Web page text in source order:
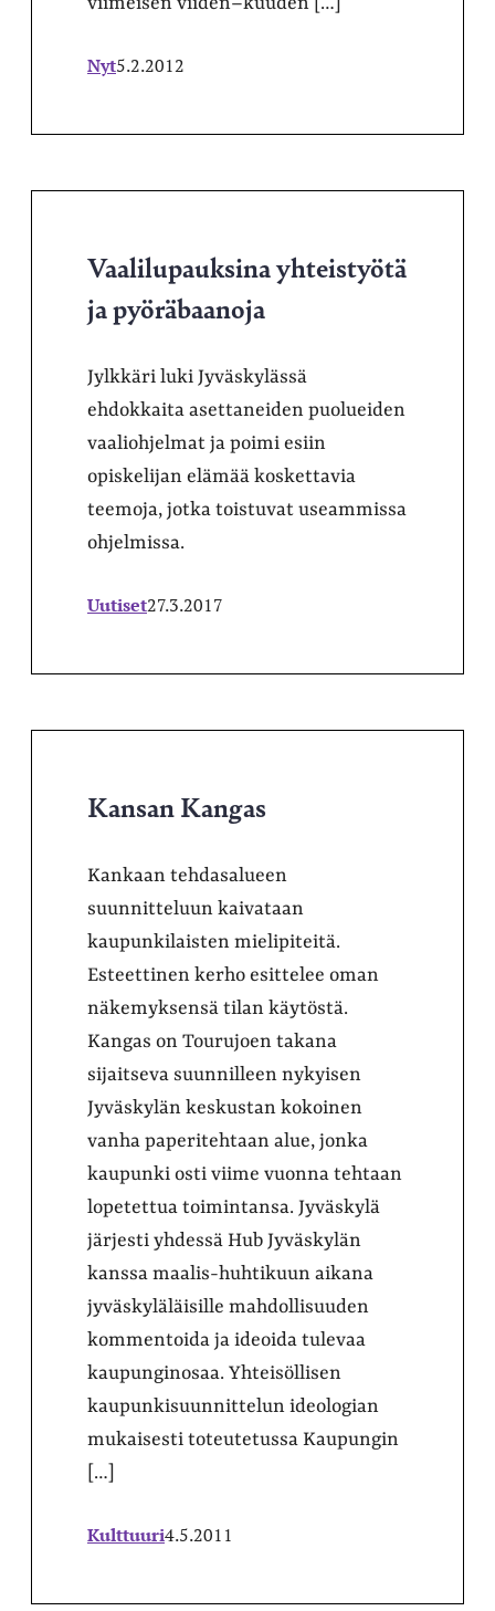
Nyt5.2.2012
Vaalilupauksina yhteistyötä
ja pyöräbaanoja
Jylkkäri luki Jyväskylässä
ehdokkaita asettaneiden puolueiden
vaaliohjelmat ja poimi esiin
opiskelijan elämää koskettavia
teemoja, jotka toistuvat useammissa
ohjelmissa.
Uutiset27.3.2017
Kansan Kangas
Kankaan tehdasalueen
suunnitteluun kaivataan
kaupunkilaisten mielipiteitä.
Esteettinen kerho esittelee oman
näkemyksensä tilan käytöstä.
Kangas on Tourujoen takana
sijaitseva suunnilleen nykyisen
Jyväskylän keskustan kokoinen
vanha paperitehtaan alue, jonka
kaupunki osti viime vuonna tehtaan
lopetettua toimintansa. Jyväskylä
järjesti yhdessä Hub Jyväskylän
kanssa maalis-huhtikuun aikana
jyväskyläläisille mahdollisuuden
kommentoida ja ideoida tulevaa
kaupunginosaa. Yhteisöllisen
kaupunkisuunnittelun ideologian
mukaisesti toteutetussa Kaupungin
[…]
Kulttuuri4.5.2011